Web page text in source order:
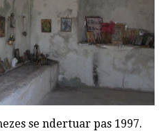
se ndertuar pas 1997.